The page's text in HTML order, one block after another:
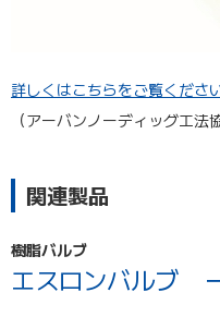
詳しくはこちらをご覧くださ
（アーバンノーディッグ工法
関連製品
樹脂バルブ
エスロンバルブ